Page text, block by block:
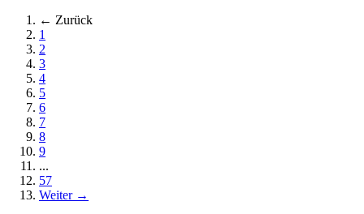
← Zurück
1
2
3
4
5
6
7
8
9
...
57
Weiter →